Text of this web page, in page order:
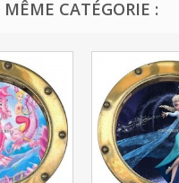
CATÉGORIE :